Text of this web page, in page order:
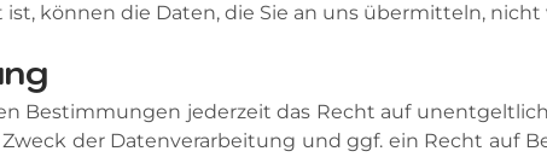
ist, können die Daten, die Sie an uns übermitteln,
Bestimmungen jederzeit das Recht auf
der Datenverarbeitung und ggf. ein Recht auf